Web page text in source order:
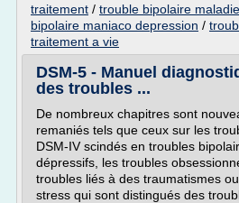
traitement / trouble bipolaire
bipolaire maniaco depression /
traitement a vie
DSM-5 - Manuel
des troubles ...
De nombreux chapitres sont
remaniés tels que ceux sur les
DSM-IV scindés en troubles
dépressifs, les troubles
troubles liés à des traumatismes
stress qui sont distingués des